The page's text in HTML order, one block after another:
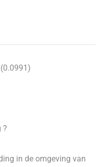
?
in de omgeving van